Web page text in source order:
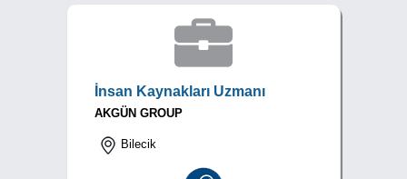
İnsan Kaynakları Uzmanı
AKGÜN GROUP
Bilecik